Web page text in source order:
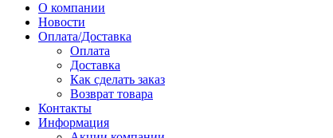
О компании
Новости
Оплата/Доставка
Оплата
Доставка
Как сделать заказ
Возврат товара
Контакты
Информация